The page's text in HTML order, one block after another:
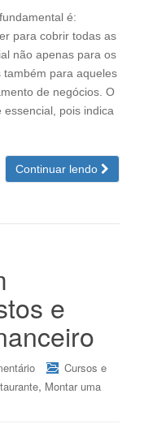
é:
para cobrir todas as
não apenas para os
para aqueles
de negócios. O
pois indica
Continuar lendo
e
Cursos e
, Montar uma